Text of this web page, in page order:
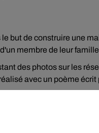
but de construire une
membre de leur
des photos sur les
avec un poème
réciter le texte mais
nombreux autres